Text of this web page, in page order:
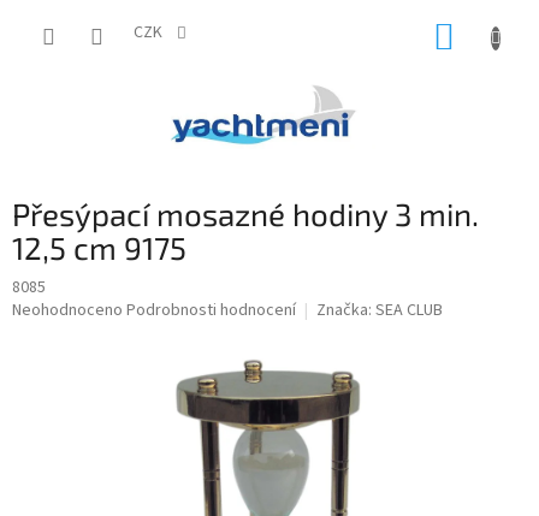
CZK
Přesýpací mosazné hodiny 3 min.
12,5 cm 9175
8085
Průměrné
Neohodnoceno Podrobnosti hodnocení Značka: SEA CLUB